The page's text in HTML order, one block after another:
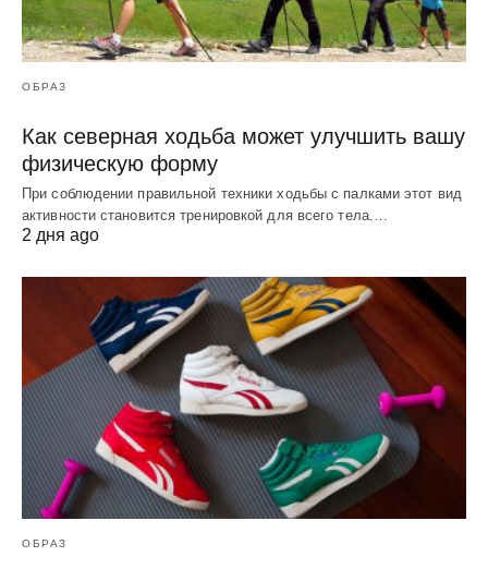
ОБРАЗ
Как северная ходьба может улучшить вашу
физическую форму
При соблюдении правильной техники ходьбы с палками этот вид
активности становится тренировкой для всего тела.…
2 дня ago
ОБРАЗ